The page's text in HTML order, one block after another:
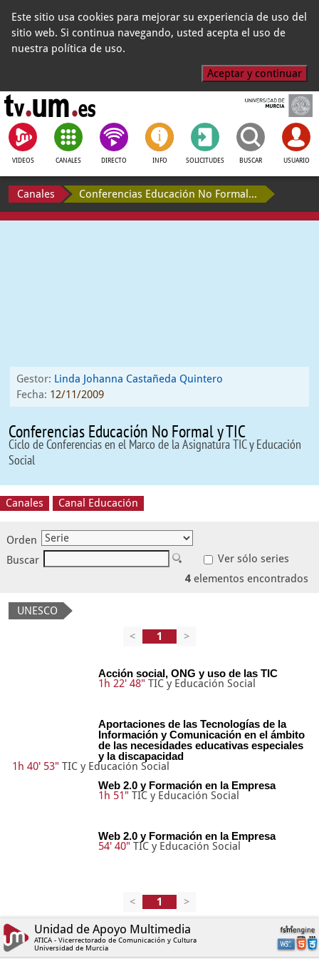
Este sitio usa cookies para mejorar su experiencia de uso del
sitio web. Si continua navegando, usted acepta el uso de
nuestra política de uso.
Aceptar y continuar
VIDEOS CANALES DIRECTO INFO SOLICITUDES BUSCAR USUARIO
Canales Conferencias Educación No Formal y TIC
Gestor: Linda Johanna Castañeda Quintero
Fecha: 12/11/2009
Conferencias Educación No Formal y TIC
Ciclo de Conferencias en el Marco de la Asignatura TIC y Educación
Social
Canales Canal Educación
Orden
Buscar
Ver sólo series
4 elementos encontrados
UNESCO
<
>
Acción social, ONG y uso de las TIC
1h 22' 48" TIC y Educación Social
Aportaciones de las Tecnologías de la
Información y Comunicación en el ámbito
de las necesidades educativas especiales
y la discapacidad
1h 40' 53" TIC y Educación Social
Web 2.0 y Formación en la Empresa
1h 51" TIC y Educación Social
Web 2.0 y Formación en la Empresa
54' 40" TIC y Educación Social
< >
Unidad de Apoyo Multimedia
ATICA - Vicerrectorado de Comunicación y Cultura
Universidad de Murcia